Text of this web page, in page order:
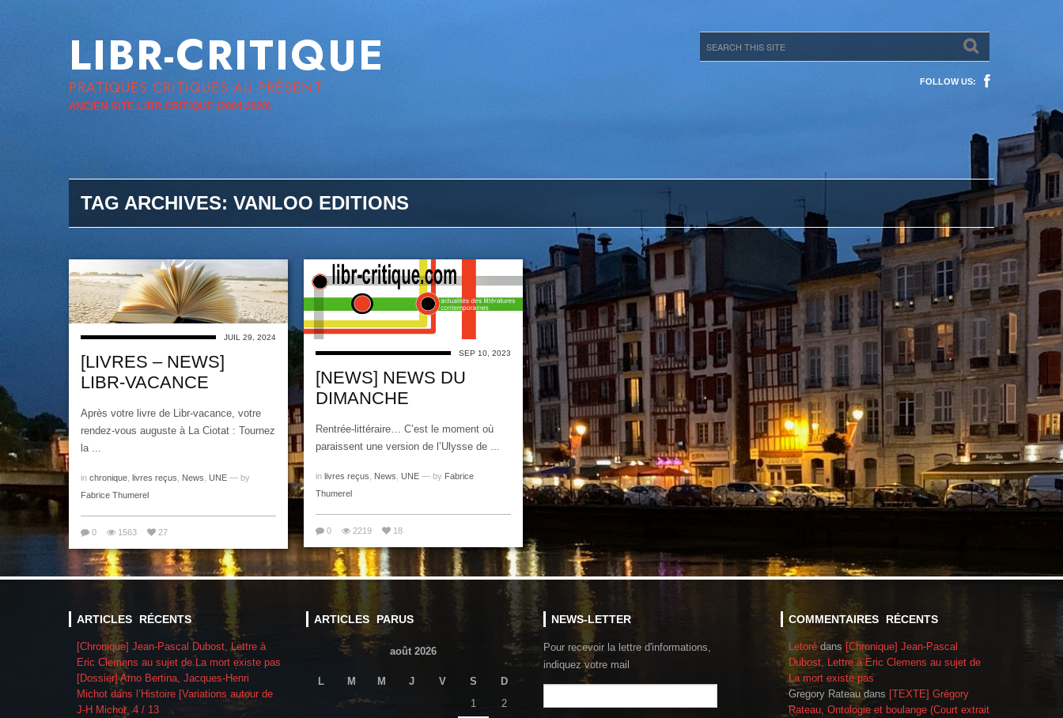
LIBR-CRITIQUE
PRATIQUES CRITIQUES AU PRÉSENT
ANCIEN SITE LIBR-CRITIQUE [2004-2020]
FOLLOW US:
TAG ARCHIVES: VANLOO EDITIONS
JUIL 29, 2024
[LIVRES – NEWS]
LIBR-VACANCE
Après votre livre de Libr-vacance, votre
rendez-vous auguste à La Ciotat : Tournez
la ...
in chronique livres reçus News UNE — by
Fabrice Thumerel
0 1563 27
SEP 10, 2023
[NEWS] NEWS DU
DIMANCHE
Rentrée-littéraire… C’est le moment où
paraissent une version de l’Ulysse de ...
in livres reçus News UNE — by Fabrice
Thumerel
0 2219 18
ARTICLES RÉCENTS
[Chronique] Jean-Pascal Dubost, Lettre à
Eric Clemens au sujet de La mort existe pas
[Dossier] Arno Bertina, Jacques-Henri
Michot dans l’Histoire [Variations autour de
J-H Michot, 4 / 13
ARTICLES PARUS
août 2026
L M M J V S
D
1
2
NEWS-LETTER
Pour recevoir la lettre d'informations,
indiquez votre mail
COMMENTAIRES RÉCENTS
Letoré dans [Chronique] Jean-Pascal
Dubost, Lettre à Eric Clemens au sujet de
La mort existe pas
Gregory Rateaudans [TEXTE] Grégory
Rateau, Ontologie et boulange (Court extrait